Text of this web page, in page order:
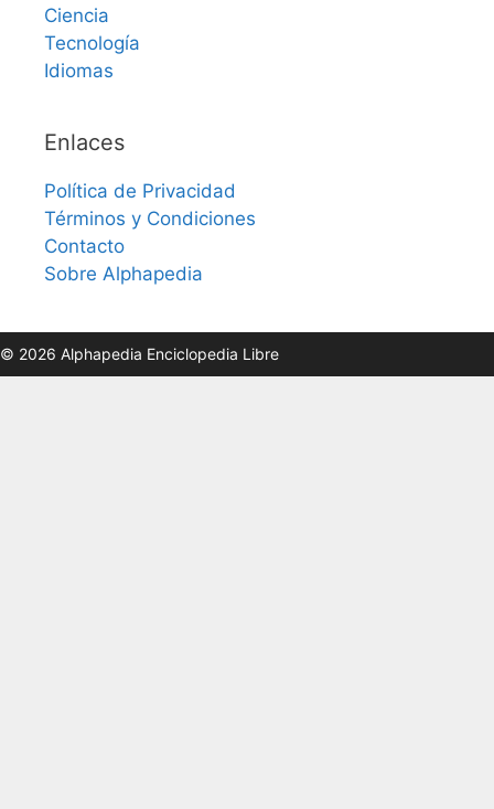
Ciencia
Tecnología
Idiomas
Enlaces
Política de Privacidad
Términos y Condiciones
Contacto
Sobre Alphapedia